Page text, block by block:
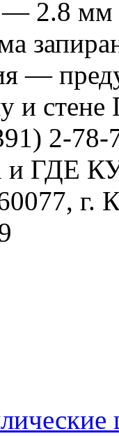
— 2.8
—
и
2-78-
и ГДЕ
г.